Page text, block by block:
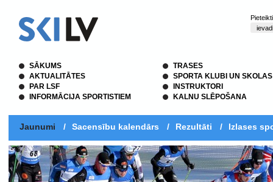
SĀKUMS
AKTUALITĀTES
PAR LSF
INFORMĀCIJA SPORTISTIEM
TRASES
SPORTA KLUBI UN SKOLAS
INSTRUKTORI
KALNU SLĒPOŠANA
Jaunumi / Sacensību kalendārs / Rezultāti / Izlases